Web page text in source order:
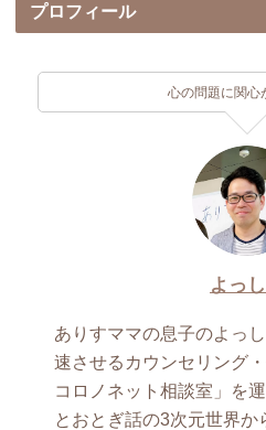
プロフィール
心の問題に関心
よっ
ありすママの息子のよっ
速させるカウンセリング
コロノネット相談室」を
とおとぎ話の3次元世界か